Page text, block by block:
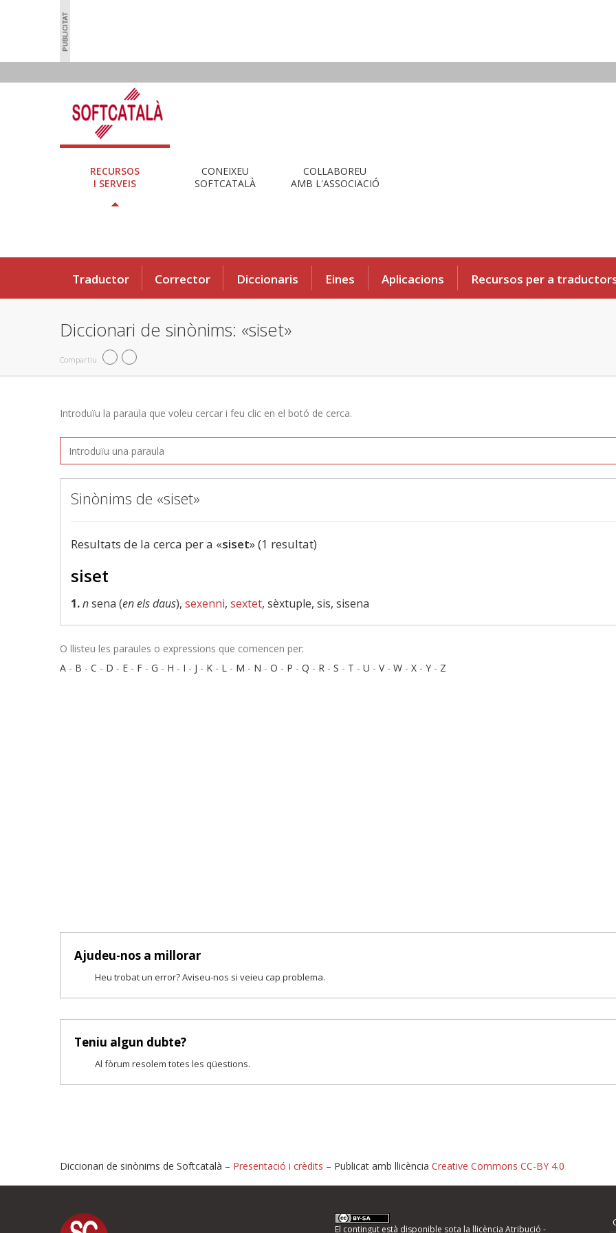
RECURSOS
I SERVEIS
CONEIXEU
SOFTCATALÀ
COL·LABOREU
AMB L'ASSOCIACIÓ
Traductor Corrector Diccionaris Eines Aplicacions Recursos per a
Diccionari de sinònims: «siset»
Compartiu
Introduïu la paraula que voleu cercar i feu clic en el botó de cerca.
Sinònims de «siset»
Resultats de la cerca per a «siset» (1 resultat)
siset
1.nsena (en els daus), sexenni, sextet, sèxtuple, sis, sisena
O llisteu les paraules o expressions que comencen per:
A - B - C - D - E - F - G - H - I - J - K - L - M - N - O - P - Q - R - S - T - U - V- W - X - Y - Z
Ajudeu-nos a millorar
Heu trobat un error? Aviseu-nos si veieu cap problema.
Teniu algun dubte?
Al fòrum resolem totes les qüestions.
Proposeu-nos millores o informeu d'errors
Diccionari de sinònims de Softcatalà – Presentació i crèdits – Publicat amb llicència Creative Commons CC-BY 4.0
El contingut està disponible sota la llicència Atribució -